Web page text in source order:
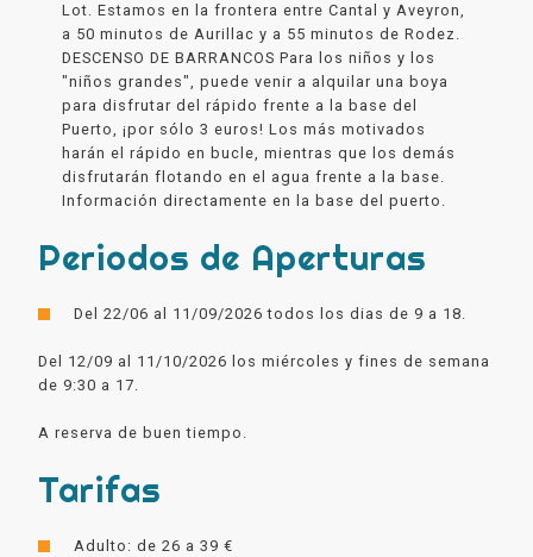
Lot. Estamos en la frontera entre Cantal y Aveyron,
a 50 minutos de Aurillac y a 55 minutos de Rodez.
DESCENSO DE BARRANCOS Para los niños y los
"niños grandes", puede venir a alquilar una boya
para disfrutar del rápido frente a la base del
Puerto, ¡por sólo 3 euros! Los más motivados
harán el rápido en bucle, mientras que los demás
disfrutarán flotando en el agua frente a la base.
Información directamente en la base del puerto.
Periodos de Aperturas
Del 22/06 al 11/09/2026 todos los dias de 9 a 18.
Del 12/09 al 11/10/2026 los miércoles y fines de semana
de 9:30 a 17.
A reserva de buen tiempo.
Tarifas
Adulto: de 26 a 39 €